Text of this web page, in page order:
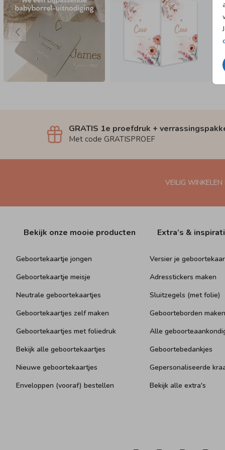
GRATIS 1e proefdruk +
Met code GRATISPROEF
VEILIG WINKELEN
Bekijk onze mooie producten
Geboortekaartje jongen
Geboortekaartje meisje
Neutrale geboortekaartjes
Geboortekaartjes zelf maken
Geboortekaartjes met foliedruk
Bekijk alle geboortekaartjes
Nieuwe geboortekaartjes
Enveloppen (vooraf) bestellen
Extra’s &
Versier je
Adresstickers maken
Sluitzegels (met folie)
Geboorteborden maken
Alle
Geboortebedankjes
Gepersonaliseerde
Bekijk alle extra's